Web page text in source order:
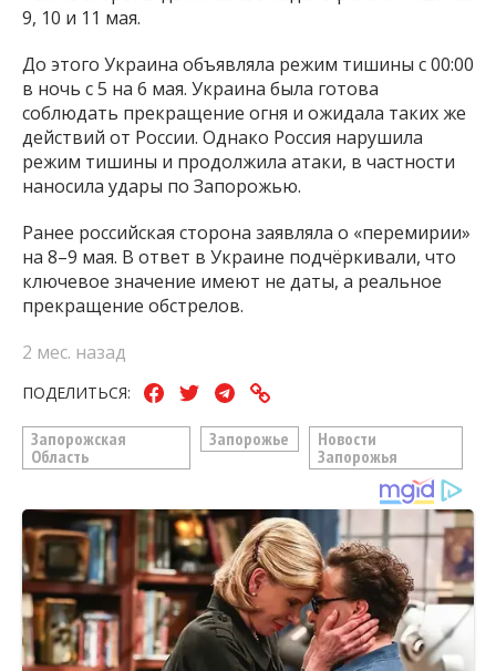
9, 10 и 11 мая.
До этого Украина объявляла режим тишины с 00:00
в ночь с 5 на 6 мая. Украина была готова
соблюдать прекращение огня и ожидала таких же
действий от России. Однако Россия нарушила
режим тишины и продолжила атаки, в частности
наносила удары по Запорожью.
Ранее российская сторона заявляла о «перемирии»
на 8–9 мая. В ответ в Украине подчёркивали, что
ключевое значение имеют не даты, а реальное
прекращение обстрелов.
2 мес. назад
ПОДЕЛИТЬСЯ:
Запорожская
Область
Запорожье
Новости
Запорожья